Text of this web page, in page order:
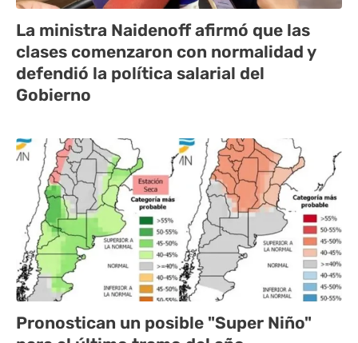
La ministra Naidenoff afirmó que las
clases comenzaron con normalidad y
defendió la política salarial del
Gobierno
Pronostican un posible "Super Niño"